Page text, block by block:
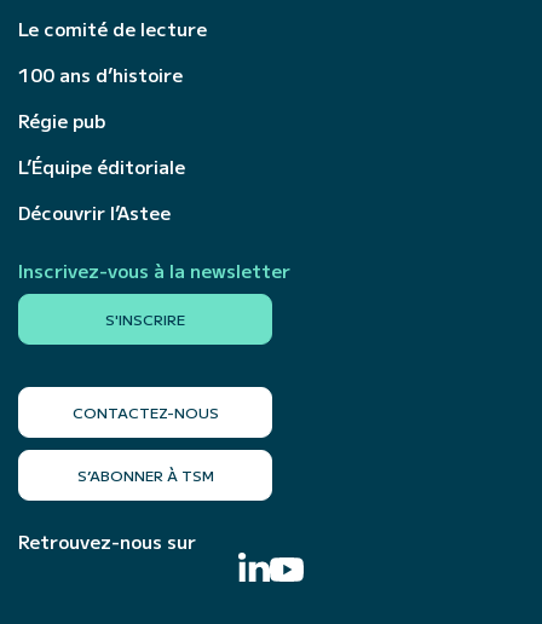
Le comité de lecture
100 ans d’histoire
Régie pub
L’Équipe éditoriale
Découvrir l’Astee
Inscrivez-vous à la newsletter
S'INSCRIRE
CONTACTEZ-NOUS
S’ABONNER À TSM
Retrouvez-nous sur